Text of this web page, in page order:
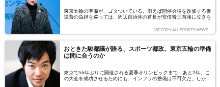
東京五輪の準備が、ゴタついている。例えば開催会場を改修する仮
設費の負担を巡っては、周辺自治体の首長が安倍晋三首相に泣きを
ていない予算配分はまだ多分にある。これは新国立競技場計画見直
し騒動から端を発したものであり、前任者、大会組織委、もちろん
任からのゴタゴタは目に余る。どうしてこんなことになってるの
か？ この問題を長年追っている、一級建築士のmataroviola氏に
寄稿いただいた。
VICTORY ALL SPORTS NEWS
おときた駿都議が語る、スポーツ都政。東京五輪の準備
は間に合うのか
東京で56年ぶりに開催される夏季オリンピックまで、あと2年。こ
の大会を成功させるためにも、インフラの整備は不可欠だ。しか